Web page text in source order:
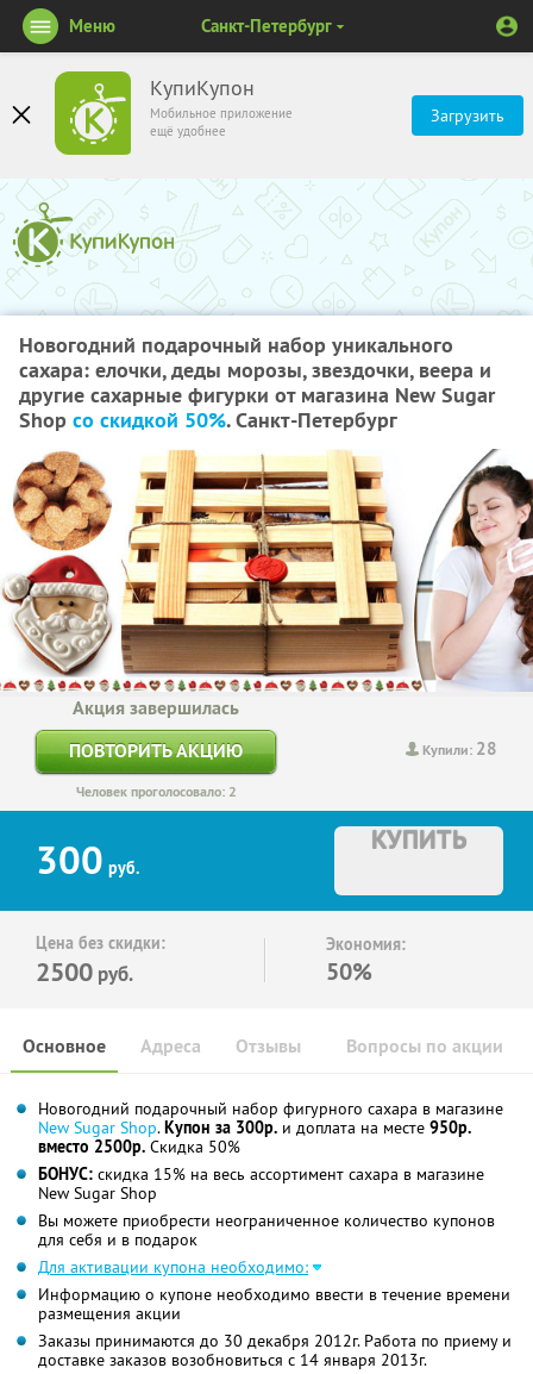
КупиКупон
Мобильное приложение
ещё удобнее
Загрузить
Меню Санкт-Петербург
Новогодний подарочный набор уникального
сахара: елочки, деды морозы, звездочки, веера и
другие сахарные фигурки от магазина New Sugar
Shop со скидкой 50%. Санкт-Петербург
Купили: 28
Акция завершилась
ПОВТОРИТЬ АКЦИЮ
Человек проголосовало: 2
300 руб.
КУПИТЬ
Цена без скидки:
2500 руб.
Экономия:
50%
Основное Отзывы Вопросы по акции
Адреса
Новогодний подарочный набор фигурного сахара в магазине
New Sugar Shop.Купон за 300р. и доплата на месте 950р.
вместо 2500р. Скидка 50%
БОНУС: скидка 15% на весь ассортимент сахара в магазине
New Sugar Shop
Вы можете приобрести неограниченное количество купонов
для себя и в подарок
Для активации купона необходимо:
Информацию о купоне необходимо ввести в течение времени
размещения акции
Заказы принимаются до 30 декабря 2012г. Работа по приему и
доставке заказов возобновиться с 14 января 2013г.